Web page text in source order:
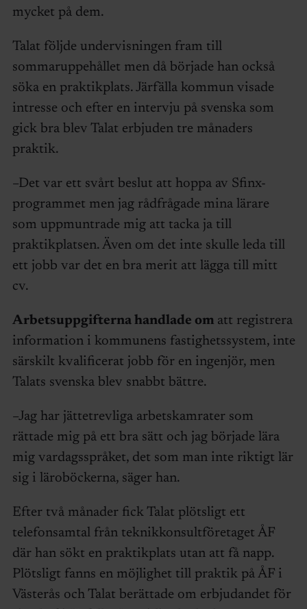
mycket på dem.
Talat följde undervisningen fram till
sommaruppehållet men då började han också
söka en praktikplats. Järfälla kommun visade
intresse och efter en intervju på svenska som
gick bra blev Talat erbjuden tre månaders
praktik.
–Det var ett svårt beslut att hoppa av Sfinx-
programmet men jag rådfrågade mina lärare
som uppmuntrade mig att tacka ja till
praktikplatsen. Även om det inte skulle leda till
ett jobb var det en bra merit att lägga till mitt
cv.
Arbetsuppgifterna handlade om att registrera
information i kommunens fastighetssystem, inte
särskilt kvalificerat jobb för en ingenjör, men
Talats svenska blev snabbt bättre.
–Jag har jättetrevliga arbetskamrater som
rättade mig på ett bra sätt och jag började lära
mig vardagsspråket, det som man inte riktigt lär
sig i läroböckerna, säger han.
Efter två månader fick Talat plötsligt ett
telefonsamtal från teknikkonsultföretaget ÅF
där han sökt en praktikplats utan att få napp.
Plötsligt fanns en möjlighet till praktik på ÅF i
Västerås och Talat berättade om erbjudandet för